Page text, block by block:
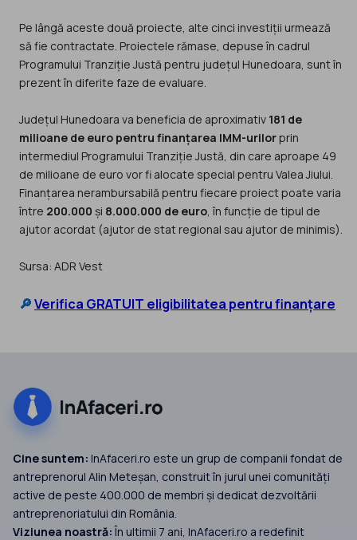
Pe lângă aceste două proiecte, alte cinci investiții urmează
să fie contractate. Proiectele rămase, depuse în cadrul
Programului Tranziție Justă pentru județul Hunedoara, sunt în
prezent în diferite faze de evaluare.
Județul Hunedoara va beneficia de aproximativ 181 de
milioane de euro pentru finanțarea IMM-urilorprin
intermediul Programului Tranziție Justă, din care aproape 49
de milioane de euro vor fi alocate special pentru Valea Jiului.
Finanțarea nerambursabilă pentru fiecare proiect poate varia
între 200.000 și 8.000.000 de euro, în funcție de tipul de
ajutor acordat (ajutor de stat regional sau ajutor de minimis).
Sursa: ADR Vest
🔎Verifica GRATUIT eligibilitatea pentru finanțare
Cine suntem: InAfaceri.ro este un grup de companii fondat de
antreprenorul Alin Meteșan, construit în jurul unei comunități
active de peste 400.000 de membri și dedicat dezvoltării
antreprenoriatului din România.
Viziunea noastră:În ultimii 7 ani, InAfaceri.ro a redefinit